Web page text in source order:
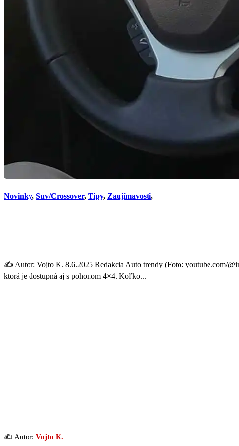
Novinky, Suv/Crossover, Tipy, Zaujímavosti,
✍️ Autor: Vojto K. 8.6.2025 Redakcia Auto trendy (Foto: youtube.com/
ktorá je dostupná aj s pohonom 4×4. Koľko...
✍️ Autor: Vojto K.